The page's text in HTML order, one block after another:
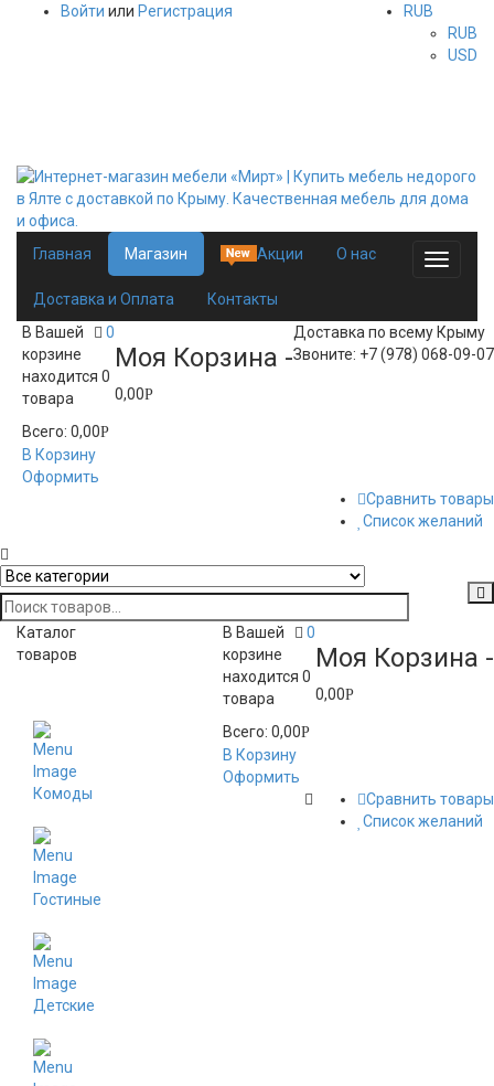
Войти или Регистрация
RUB
RUB
USD
Toggle
Главная Магазин Акции О нас
Доставка и Оплата
Контакты
Доставка по всему Крыму
Звоните: +7 (978) 068-09-07
Моя Корзина -
0,00Р
0
В Вашей
корзине
находится 0
товара
Всего: 0,00Р
В Корзину
Оформить
Сравнить товары
Список желаний
Каталог
товаров
navigation
Комоды
Гостиные
Детские
Моя Корзина -
0,00Р
0
В Вашей
корзине
находится 0
товара
Всего: 0,00Р
В Корзину
Оформить
Сравнить товары
Список желаний